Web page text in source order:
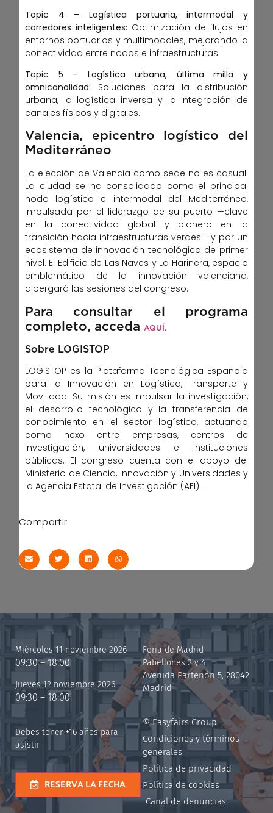
Topic 4 – Logística portuaria, intermodal y
corredores inteligentes: Optimización de flujos en
entornos portuarios y multimodales, mejorando la
conectividad entre nodos e infraestructuras.
Topic 5 – Logística urbana, última milla y
omnicanalidad: Soluciones para la distribución
urbana, la logística inversa y la integración de
canales físicos y digitales.
Valencia, epicentro logístico del
Mediterráneo
La elección de Valencia como sede no es casual.
La ciudad se ha consolidado como el principal
nodo logístico e intermodal del Mediterráneo,
impulsada por el liderazgo de su puerto —clave
en la conectividad global y pionero en la
transición hacia infraestructuras verdes— y por un
ecosistema de innovación tecnológica de primer
nivel. El Edificio de Las Naves y La Harinera, espacio
emblemático de la innovación valenciana,
albergará las sesiones del congreso.
Para consultar el programa
completo, acceda AQUÍ.
Sobre LOGISTOP
LOGISTOP es la Plataforma Tecnológica Española
para la Innovación en Logística, Transporte y
Movilidad. Su misión es impulsar la investigación,
el desarrollo tecnológico y la transferencia de
conocimiento en el sector logístico, actuando
como nexo entre empresas, centros de
investigación, universidades e instituciones
públicas. El congreso cuenta con el apoyo del
Ministerio de Ciencia, Innovación y Universidades y
la Agencia Estatal de Investigación (AEI).
Compartir
Miércoles 11 noviembre 2026
09:30 – 18:00
Jueves 12 noviembre 2026
09:30 – 18:00
Debes tener +16 años para
asistir
RESERVA LA FECHA
Feria de Madrid
Pabellones 2 y 4
Avenida Partenón 5, 28042
Madrid
© Easyfairs Group
Condiciones y términos
generales
Política de privacidad
Política de cookies
Canal de denuncias